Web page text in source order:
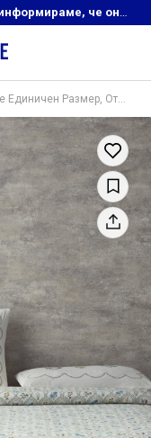
Скъпи клиенти, Бихме искали да Ви информираме, че онлайн магазинът на English Home преустановява своята дейност. Прекрасният ни и усмихнат екип ,Ви очаква в нашите физически магазини, където ще откриете любимите си продукти! Благодарим Ви, че сте част от семейството на Еnglish Home!